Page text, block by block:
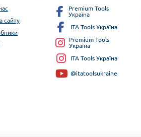
сайту
Premium Tools
Україна
ITA Tools Україна
Premium Tools
Україна
ITA Tools Україна
@itatoolsukraine